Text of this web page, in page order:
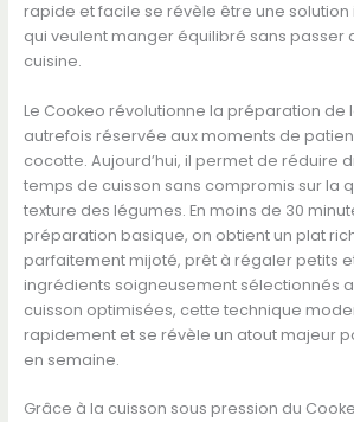
rapide et facile se révèle être une
qui veulent manger équilibré sans passer
cuisine.
Le Cookeo révolutionne la préparation de
autrefois réservée aux moments de
cocotte. Aujourd’hui, il permet de réduire
temps de cuisson sans compromis sur la
texture des légumes. En moins de 30
préparation basique, on obtient un plat
parfaitement mijoté, prêt à régaler petits
ingrédients soigneusement sélectionnés
cuisson optimisées, cette technique
rapidement et se révèle un atout majeur
en semaine.
Grâce à la cuisson sous pression du